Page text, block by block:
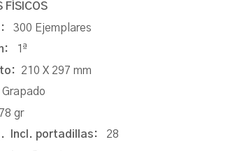
FÍSICOS
300 Ejemplares
1ª
210 X 297 mm
Grapado
78 gr
Incl. portadillas: 28